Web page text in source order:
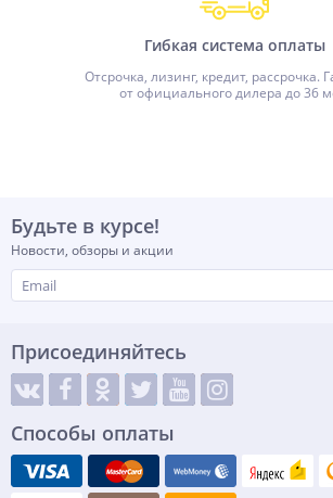
Гибкая система оплаты
Отсрочка, лизинг, кредит, рассрочка.
от официального дилера до 36
Будьте в курсе!
Новости, обзоры и акции
Присоединяйтесь
Способы оплаты